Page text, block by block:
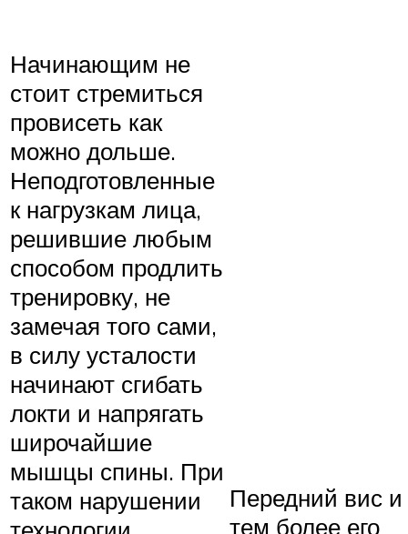
Начинающим не
стоит стремиться
провисеть как
можно дольше.
Неподготовленные
к нагрузкам лица,
решившие любым
способом продлить
тренировку, не
замечая того сами,
в силу усталости
начинают сгибать
локти и напрягать
широчайшие
мышцы спины. При
таком нарушении
Передний вис и
тем более его